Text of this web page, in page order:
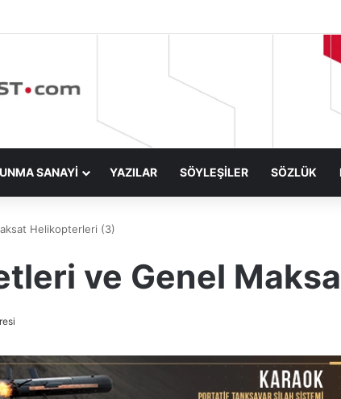
SANAYİ YAZILAR SÖYLEŞİLER SÖZLÜK
Helikopterleri (3)
ve Genel